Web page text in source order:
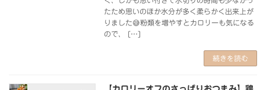
たため思いのほか水分が多く柔らかく出来上が
りました😅粉類を増やすとカロリーも気になる
ので、 […]
続きを読む